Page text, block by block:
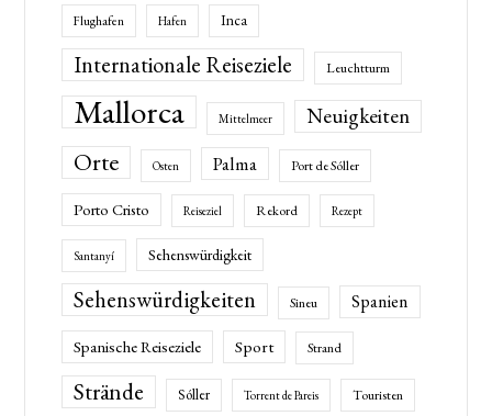
Flughafen Hafen Inca
Internationale Reiseziele Leuchtturm
Mallorca Mittelmeer Neuigkeiten
Orte Osten Palma Port de Sóller
Porto Cristo Reiseziel Rekord Rezept
Santanyí Sehenswürdigkeit
Sehenswürdigkeiten Sineu Spanien
Spanische Reiseziele Sport Strand
Strände Sóller Torrent de Pareis Touristen